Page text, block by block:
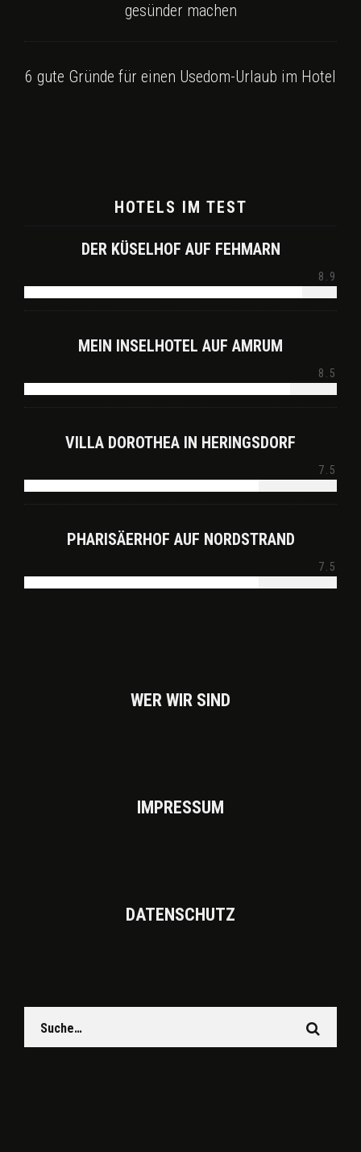
gesünder machen
6 gute Gründe für einen Usedom-Urlaub im Hotel
HOTELS IM TEST
DER KÜSELHOF AUF FEHMARN
8.9
MEIN INSELHOTEL AUF AMRUM
8.5
VILLA DOROTHEA IN HERINGSDORF
7.5
PHARISÄERHOF AUF NORDSTRAND
7.5
WER WIR SIND
IMPRES­SUM
DATEN­SCHUTZ